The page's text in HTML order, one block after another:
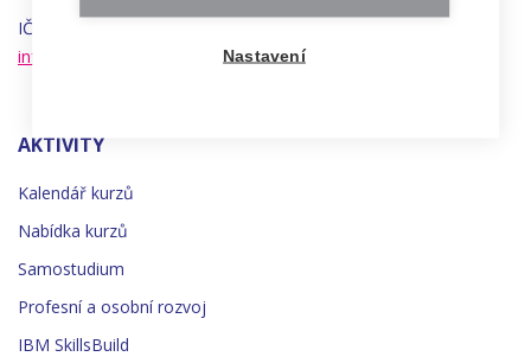
IČO 22834958 | DIČ CZ22834958
info@czechitas.cz
AKTIVITY
Kalendář kurzů
Nabídka kurzů
Samostudium
Profesní a osobní rozvoj
IBM SkillsBuild
Nastavení